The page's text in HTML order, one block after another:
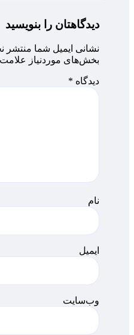
دیدگاهتان را بنویسید
نشانی ایمیل شما منتشر
بخش‌های موردنیاز
دیدگاه *
نام
ایمیل
وب‌سایت